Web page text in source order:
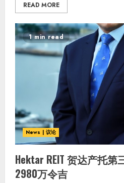
READ MORE
1 min read
News | 议论
Hektar REIT 贺达产托
2980万令吉